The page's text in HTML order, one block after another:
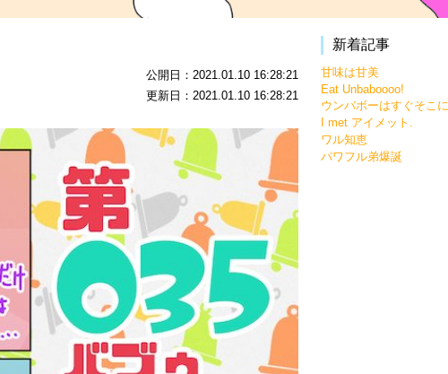
公開日：2021.01.10 16:28:21
更新日：2021.01.10 16:28:21
新着記事
甘味は甘美
Eat Unbaboooo!
ウンバボーはすぐそこに
I met アイメット.
ワル知恵
パワフル弟爆誕